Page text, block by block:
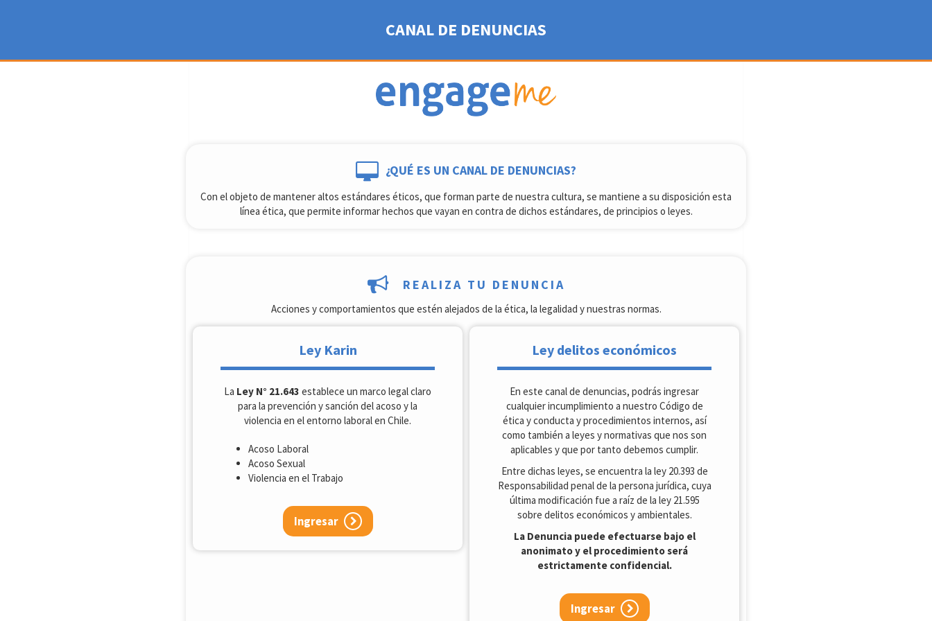
CANAL DE DENUNCIAS
¿QUÉ ES UN CANAL DE DENUNCIAS?
Con el objeto de mantener altos estándares éticos, que forman parte de nuestra cultura, se mantiene a su disposición esta
línea ética, que permite informar hechos que vayan en contra de dichos estándares, de principios o leyes.
REALIZA TU DENUNCIA
Acciones y comportamientos que estén alejados de la ética, la legalidad y nuestras normas.
Ley Karin
La Ley N° 21.643 establece un marco legal claro
para la prevención y sanción del acoso y la
violencia en el entorno laboral en Chile.
Acoso Laboral
Acoso Sexual
Violencia en el Trabajo
Ingresar
Ley delitos económicos
En este canal de denuncias, podrás ingresar
cualquier incumplimiento a nuestro Código de
ética y conducta y procedimientos internos, así
como también a leyes y normativas que nos son
aplicables y que por tanto debemos cumplir.
Entre dichas leyes, se encuentra la ley 20.393 de
Responsabilidad penal de la persona jurídica, cuya
última modificación fue a raíz de la ley 21.595
sobre delitos económicos y ambientales.
La Denuncia puede efectuarse bajo el
anonimato y el procedimiento será
estrictamente confidencial.
Ingresar